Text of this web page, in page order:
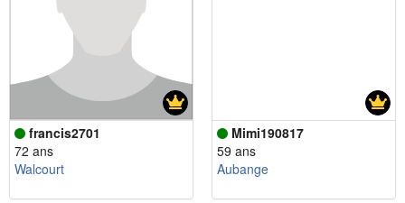
francis2701
72 ans
Walcourt
Mimi190817
59 ans
Aubange